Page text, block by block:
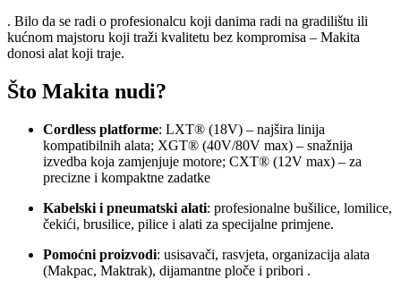
. Bilo da se radi o profesionalcu koji danima radi na gradilištu ili
kućnom majstoru koji traži kvalitetu bez kompromisa – Makita
donosi alat koji traje.
Što Makita nudi?
Cordless platforme: LXT® (18V) – najšira linija
kompatibilnih alata; XGT® (40V/80V max) – snažnija
izvedba koja zamjenjuje motore; CXT® (12V max) – za
precizne i kompaktne zadatke
Kabelski i pneumatski alati: profesionalne bušilice, lomilice,
čekići, brusilice, pilice i alati za specijalne primjene.
Pomoćni proizvodi: usisavači, rasvjeta, organizacija alata
(Makpac, Maktrak), dijamantne ploče i pribori .